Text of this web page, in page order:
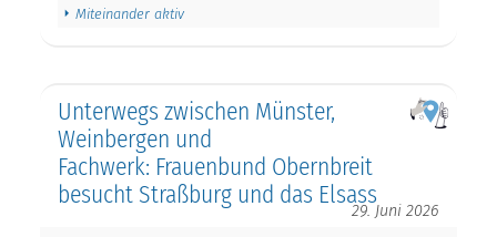
Miteinander aktiv
Unterwegs zwischen Münster,
Weinbergen und
Fachwerk: Frauenbund Obernbreit
besucht Straßburg und das Elsass
29. Juni 2026